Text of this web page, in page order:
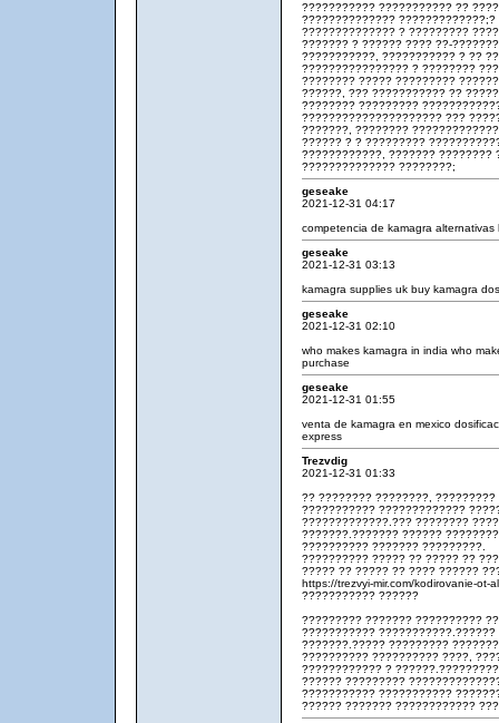
??????????? ??????????? ??
??????????????
?????????????? ? ?????????
??????? ? ?????? ???? ??-
???????????, ??????????? ? ??
???????????????? ? ????????
???????? ????? ?????????
??????, ??? ??????????? ??
???????? ?????????
????????????????????? ???
???????, ????????
?????? ? ? ?????????
????????????, ??????? ????????
?????????????? ????????;
geseake
2021-12-31 04:17
competencia de kamagra alternativas
geseake
2021-12-31 03:13
kamagra supplies uk buy kamagra
geseake
2021-12-31 02:10
who makes kamagra in india who
purchase
geseake
2021-12-31 01:55
venta de kamagra en mexico
express
Trezvdig
2021-12-31 01:33
?? ???????? ????????,
??????????? ?????????????
?????????????.??? ????????
???????.??????? ??????
?????????? ??????? ?????????.
?????????? ????? ?? ????? ??
????? ?? ????? ?? ???? ??????
https://trezvyi-mir.com/kodirovanie-
??????????? ??????
????????? ??????? ??????????
???????????
???????.????? ?????????
?????????? ?????????? ????,
???????????? ?
?????? ?????????
??????????? ???????????
?????? ??????? ????????????